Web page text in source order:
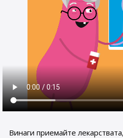
Винаги приемайте